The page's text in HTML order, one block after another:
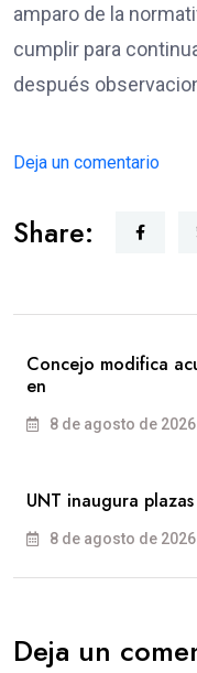
amparo de la
cumplir para
después
Deja un comentario
Share:
Concejo modifica
en
8 de agosto de 2026
UNT inaugura
8 de agosto de 2026
Deja un